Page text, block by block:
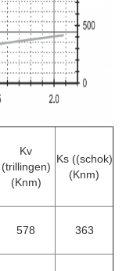
Kv
(trillingen)
(Knm)
Ks ((schok)
(Knm)
578 363